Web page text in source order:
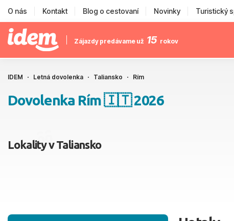
O nás Kontakt Blog o cestovaní Novinky Turistický
Zájazdy predávame už 15 rokov
IDEM Letná dovolenka Taliansko Rím
Dovolenka Rím 🇮🇹 2026
Lokality v Taliansko